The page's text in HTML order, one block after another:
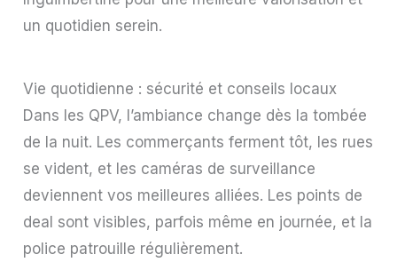
un quotidien serein.
Vie quotidienne : sécurité et conseils locaux
Dans les QPV, l’ambiance change dès la tombée
de la nuit. Les commerçants ferment tôt, les rues
se vident, et les caméras de surveillance
deviennent vos meilleures alliées. Les points de
deal sont visibles, parfois même en journée, et la
police patrouille régulièrement.